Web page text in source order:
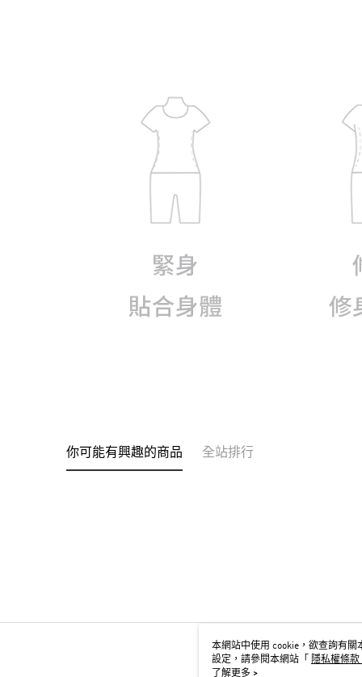
你可能有興趣的商品 全站排行
本網站中使用 cookie，欲查詢有關
設定，請參閱本網站「
隱私權條款
用 cookie。
了解更多 >